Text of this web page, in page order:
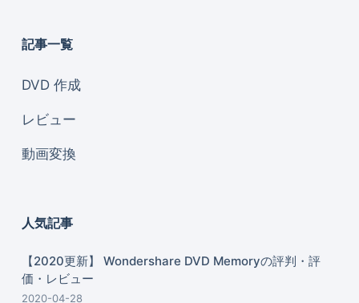
記事一覧
DVD 作成
レビュー
動画変換
人気記事
【2020更新】 Wondershare DVD Memoryの評判・評
価・レビュー
2020-04-28